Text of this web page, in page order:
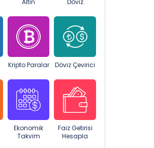
Altın Döviz
Kripto Paralar Döviz Çevirici
Ekonomik
Takvim
Faiz Getirisi
Hesapla